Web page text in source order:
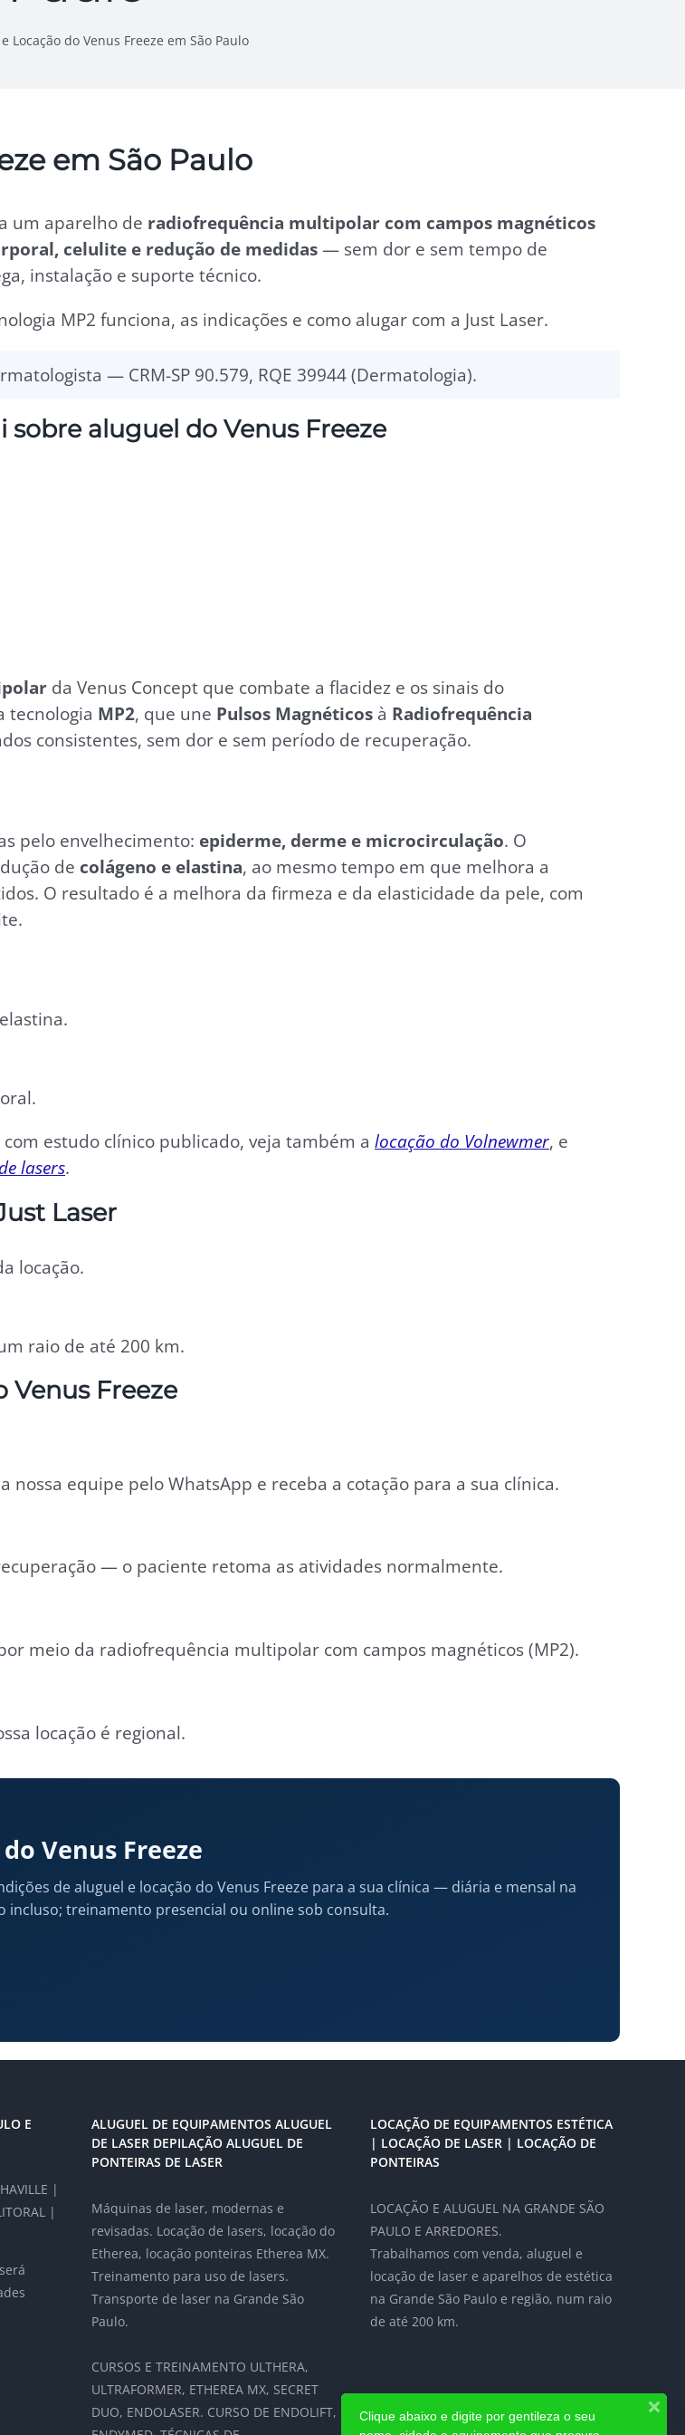
Locação do Venus Freeze em São Paulo
em São Paulo
um aparelho de radiofrequência multipolar com campos magnéticos
celulite e redução de medidas — sem dor e sem tempo de
instalação e suporte técnico.
MP2 funciona, as indicações e como alugar com a Just Laser.
— CRM-SP 90.579, RQE 39944 (Dermatologia).
aluguel do Venus Freeze
da Venus Concept que combate a flacidez e os sinais do
tecnologia MP2, que une Pulsos Magnéticos à Radiofrequência
consistentes, sem dor e sem período de recuperação.
pelo envelhecimento: epiderme, derme e microcirculação. O
de colágeno e elastina, ao mesmo tempo em que melhora a
O resultado é a melhora da firmeza e da elasticidade da pele, com
estudo clínico publicado, veja também a locação do Volnewmer, e
lasers.
Laser
locação.
raio de até 200 km.
Venus Freeze
equipe pelo WhatsApp e receba a cotação para a sua clínica.
— o paciente retoma as atividades normalmente.
meio da radiofrequência multipolar com campos magnéticos (MP2).
locação é regional.
Venus Freeze
de aluguel e locação do Venus Freeze para a sua clínica — diária e mensal na
incluso; treinamento presencial ou online sob consulta.
E
|
|
ALUGUEL DE EQUIPAMENTOS ALUGUEL
DE LASER DEPILAÇÃO ALUGUEL DE
PONTEIRAS DE LASER
Máquinas de laser, modernas e
revisadas. Locação de lasers, locação do
Etherea, locação ponteiras Etherea MX.
Treinamento para uso de lasers.
Transporte de laser na Grande São
Paulo.
CURSOS E TREINAMENTO ULTHERA,
ULTRAFORMER, ETHEREA MX, SECRET
DUO, ENDOLASER. CURSO DE ENDOLIFT,
LOCAÇÃO DE EQUIPAMENTOS ESTÉTICA
| LOCAÇÃO DE LASER | LOCAÇÃO DE
PONTEIRAS
LOCAÇÃO E ALUGUEL NA GRANDE SÃO
PAULO E ARREDORES.
Trabalhamos com venda, aluguel e
locação de laser e aparelhos de estética
na Grande São Paulo e região, num raio
de até 200 km.
Clique abaixo e digite por gentileza o seu